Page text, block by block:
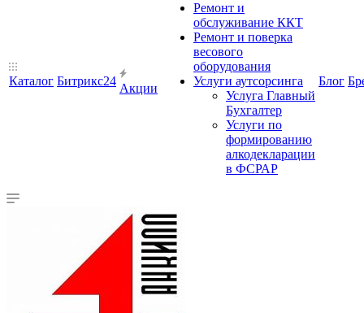
Каталог Битрикс24
Акции
Ремонт и
обслуживание ККТ
Ремонт и поверка
весового
оборудования
Услуги аутсорсинга
Услуга Главный
Бухгалтер
Услуги по
формированию
алкодекларации
в ФСРАР
Блог